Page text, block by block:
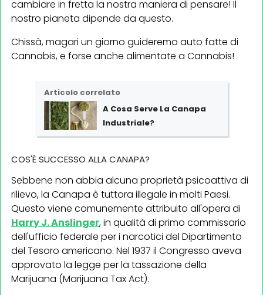
cambiare in fretta la nostra maniera di pensare! Il
nostro pianeta dipende da questo.
Chissà, magari un giorno guideremo auto fatte di
Cannabis, e forse anche alimentate a Cannabis!
Articolo correlato
A Cosa Serve La Canapa
Industriale?
COS'È SUCCESSO ALLA CANAPA?
Sebbene non abbia alcuna proprietà psicoattiva di
rilievo, la Canapa è tuttora illegale in molti Paesi.
Questo viene comunemente attribuito all'opera di
Harry J. Anslinger, in qualità di primo commissario
dell'ufficio federale per i narcotici del Dipartimento
del Tesoro americano. Nel 1937 il Congresso aveva
approvato la legge per la tassazione della
Marijuana (Marijuana Tax Act).